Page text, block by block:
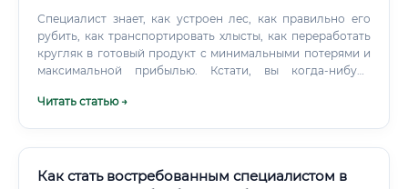
Специалист знает, как устроен лес, как правильно его
рубить, как транспортировать хлысты, как переработать
кругляк в готовый продукт с минимальными потерями и
максимальной прибылью. Кстати, вы когда-нибудь
деревянная доска, прежде чем попасть на строительную
Читать статью →
Как стать востребованным специалистом в